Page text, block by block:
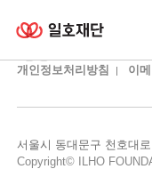
일호재단 로고
개인정보처리방침 이
서울시 동대문구 천호대
Copyright© ILHO